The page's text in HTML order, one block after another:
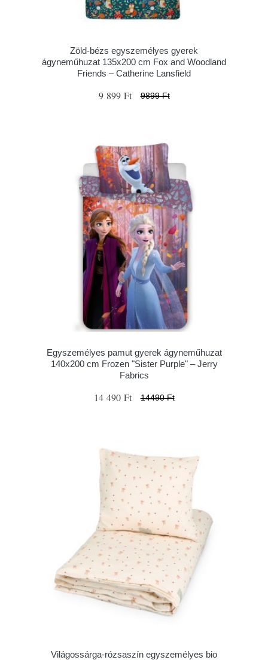
Zöld-bézs egyszemélyes gyerek
ágyneműhuzat 135x200 cm Fox and Woodland
Friends – Catherine Lansfield
9 899 Ft 9899 Ft
Egyszemélyes pamut gyerek ágyneműhuzat
140x200 cm Frozen "Sister Purple" – Jerry
Fabrics
14 490 Ft 14490 Ft
Világossárga-rózsaszín egyszemélyes bio